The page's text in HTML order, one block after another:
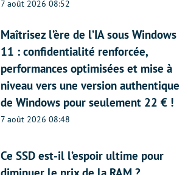
7 août 2026 08:52
Maîtrisez l’ère de l’IA sous Windows
11 : confidentialité renforcée,
performances optimisées et mise à
niveau vers une version authentique
de Windows pour seulement 22 € !
7 août 2026 08:48
Ce SSD est-il l’espoir ultime pour